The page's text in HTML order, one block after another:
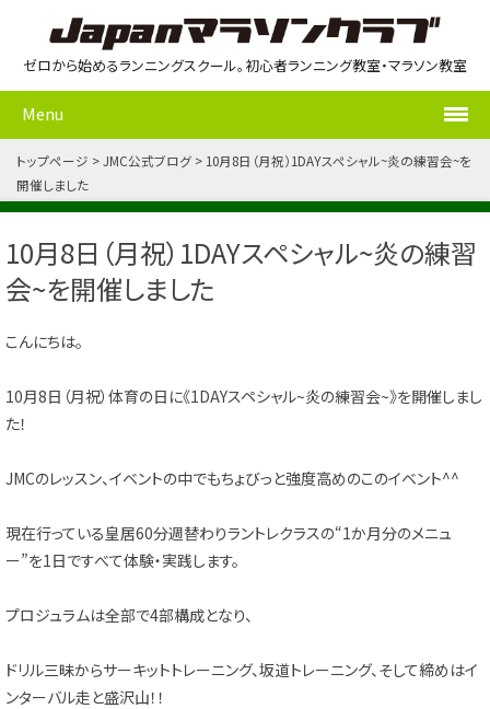
ゼロから始めるランニングスクール。初心者ランニング教室・マラソン教室
Menu
トップページ JMC公式ブログ
10月8日（月祝）1DAYスペシャル~炎の練習会~を
開催しました
10月8日（月祝）1DAYスペシャル~炎の練習
会~を開催しました
こんにちは。
10月8日（月祝）体育の日に《1DAYスペシャル~炎の練習会~》を開催しまし
た！
JMCのレッスン、イベントの中でもちょびっと強度高めのこのイベント^^
現在行っている皇居60分週替わりラントレクラスの“1か月分のメニュ
ー”を1日ですべて体験・実践します。
プロジュラムは全部で4部構成となり、
ドリル三昧からサーキットトレーニング、坂道トレーニング、そして締めはイ
ンターバル走と盛沢山！！